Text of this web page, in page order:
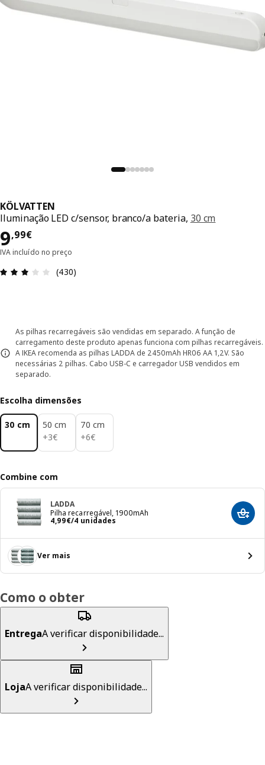
KÖLVATTEN
Iluminação LED c/sensor, branco/a bateria, 30 cm
9,99€
Preço 9,99€
IVA incluído no preço
Avaliações: 3.1 de 5 estrelas. Total de
(430)
As pilhas recarregáveis são vendidas em separado. A função de
carregamento deste produto apenas funciona com pilhas recarregáveis.
A IKEA recomenda as pilhas LADDA de 2450mAh HR06 AA 1,2V. São
necessárias 2 pilhas. Cabo USB-C e carregador USB vendidos em
separado.
Escolha dimensões
30 cm
50 cm
+3€
3€
70 cm
+6€
6€
Combine com
LADDA
Pilha recarregável, 1900mAh
4,99€/4 unidades
Preço 4,99€/4 unidades
Ver mais
Como o obter
EntregaA verificar disponibilidade...
LojaA verificar disponibilidade...